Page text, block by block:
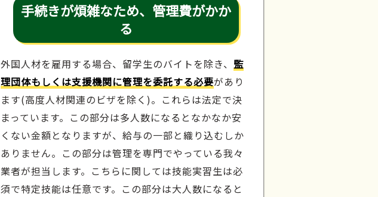
手続きが煩雑なため、管理費がかか
る
外国人材を雇用する場合、留学生のバイトを除き、 監
理団体もしくは支援機関に管理を委託する必要があり
ます(高度人材関連のビザを除く)。これらは法定で決
まっています。この部分は多人数になるとなかなか安
くない金額となりますが、給与の一部と織り込むしか
ありません。この部分は管理を専門でやっている我々
業者が担当します。こちらに関しては技能実習生は必
須で特定技能は任意です。この部分は大人数になると